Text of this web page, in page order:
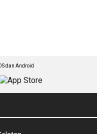
dan Android